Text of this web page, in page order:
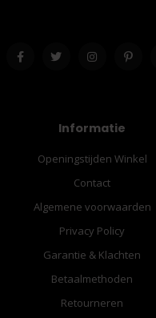
Informatie
Openingstijden Winkel
Contact
Algemene voorwaarden
Privacy Policy
Garantie & Klachten
Betaalmethoden
Retourneren